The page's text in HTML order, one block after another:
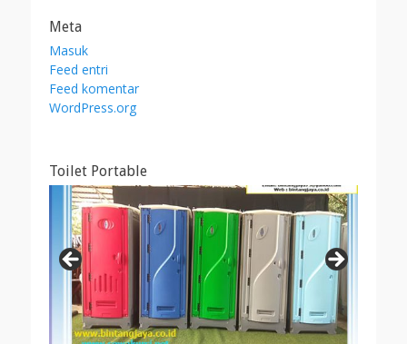
Meta
Masuk
Feed entri
Feed komentar
WordPress.org
Toilet Portable